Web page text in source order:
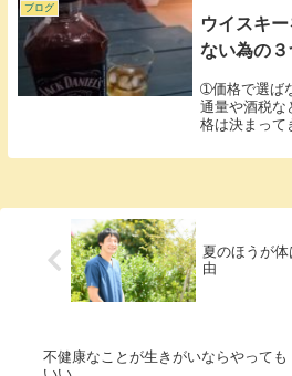
ブログ
ウイスキ
ない為の
➀価格で選ば
通量や酒税な
格は決まって
ことでもな
「高いウイス
夏のほうが
由
不健康なことが生きがいならやっても